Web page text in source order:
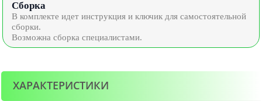
Сборка
В комплекте идет инструкция и ключик для самостоятельной
сборки.
Возможна сборка специалистами.
ХАРАКТЕРИСТИКИ